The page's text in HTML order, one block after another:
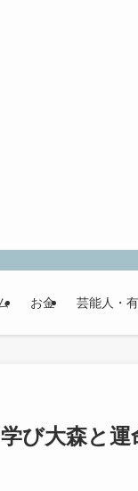
お金 芸能人・
び大森と運